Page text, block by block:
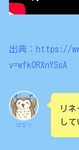
出典：https://
v=wfkORXnYSsA
ぼるつ
リ
して